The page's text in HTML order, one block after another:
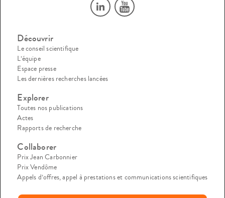
Découvrir
Le conseil scientifique
L’équipe
Espace presse
Les dernières recherches lancées
Explorer
Toutes nos publications
Actes
Rapports de recherche
Collaborer
Prix Jean Carbonnier
Prix Vendôme
Appels d’offres, appel à prestations et communications scientifiques